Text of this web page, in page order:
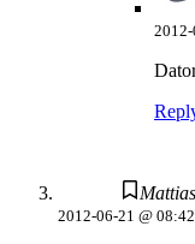
2012-06-21 @ 08:42